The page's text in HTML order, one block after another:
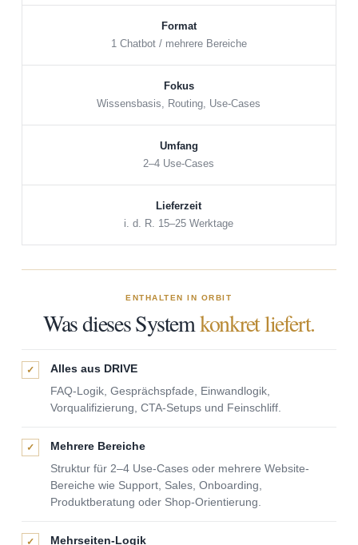
Format
1 Chatbot / mehrere Bereiche
Fokus
Wissensbasis, Routing, Use-Cases
Umfang
2–4 Use-Cases
Lieferzeit
i. d. R. 15–25 Werktage
ENTHALTEN IN ORBIT
Was dieses Systemkonkret liefert.
✓
Alles aus DRIVE
FAQ-Logik, Gesprächspfade, Einwandlogik,
Vorqualifizierung, CTA-Setups und Feinschliff.
✓
Mehrere Bereiche
Struktur für 2–4 Use-Cases oder mehrere Website-
Bereiche wie Support, Sales, Onboarding,
Produktberatung oder Shop-Orientierung.
✓
Mehrseiten-Logik